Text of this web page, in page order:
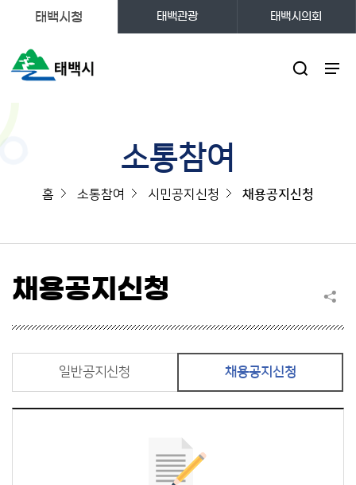
태백시청 태백관광 태백시의회
소통참여
홈 소통참여 시민공지신청 채용공지신청
채용공지신청
일반공지신청 채용공지신청